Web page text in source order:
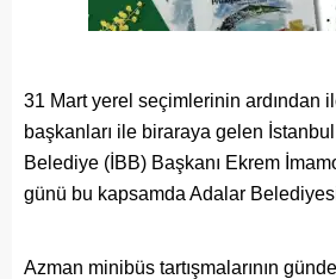
31 Mart yerel seçimlerinin ardından
başkanları ile biraraya gelen
Belediye (İBB) Başkanı Ekrem
günü bu kapsamda Adalar
Azman minibüs tartışmalarının